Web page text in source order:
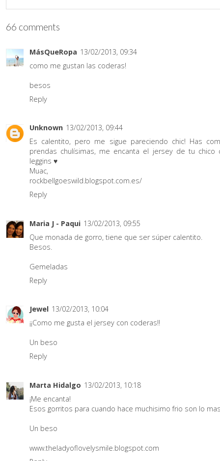
66 comments
MásQueRopa 13/02/2013, 09:34
como me gustan las coderas!
besos
Reply
Unknown 13/02/2013, 09:44
Es calentito, pero me sigue pareciendo chic! Has
prendas chulísimas, me encanta el jersey de tu chico
leggins ♥
Muac,
rockbellgoeswild.blogspot.com.es/
Reply
Maria J - Paqui 13/02/2013, 09:55
Que monada de gorro, tiene que ser súper calentito.
Besos.
Gemeladas
Reply
Jewel 13/02/2013, 10:04
¡¡Como me gusta el jersey con coderas!!
Un beso
Reply
Marta Hidalgo 13/02/2013, 10:18
¡Me encanta!
Esos gorritos para cuando hace muchisimo frio son lo
Un beso
www.theladyoflovelysmile.blogspot.com